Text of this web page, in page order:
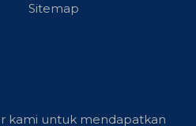
Sitemap
kami untuk mendapatkan